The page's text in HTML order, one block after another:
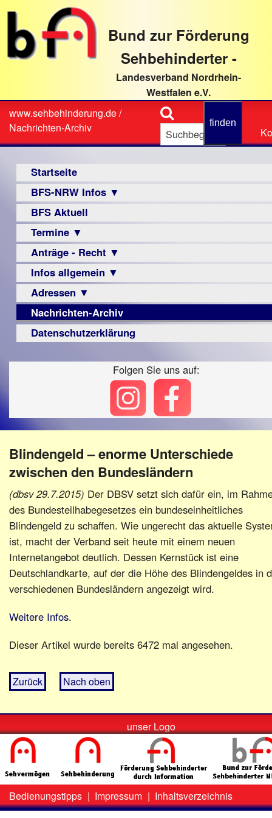
direkt
Textinhalt
Bund zur Förderung
Sehbehinderter -
Landesverband Nordrhein-
Westfalen e.V.
Sie
sind
www.sehbehinderung.de/
Nachrichten-Archiv
Suche
Startseite
BFS-NRW Infos ▼
Über
uns
Infomaterial
▼
Visus
Zeitschrift
LPF-
Broschüre
Mac
Berichte
▼
Archiv
Berichte
Vorstand
Satzung
Fördern/Spenden
e.V.
BFS Aktuell
Termine ▼
Veranstaltungsprogramme
Anträge - Recht ▼
Archiv
Urteile
Infos allgemein ▼
Sehbehinderung
Frühförderung
Schule
–
Hilfsmittel
-
PC
Adressen ▼
Augenoptiker
Berufsbildungswerke
Familienratgeber
Verbände
Nachrichten-Archiv
Datenschutzerklärung
Folgen Sie uns auf:
Blindengeld – enorme Unterschiede
zwischen den Bundesländern
(dbsv 29.7.2015) Der DBSV setzt sich dafür ein, im
des Bundesteilhabegesetzes ein bundeseinheitliches
Blindengeld zu schaffen. Wie ungerecht das aktuelle
ist, macht der Verband seit heute mit einem neuen
Internetangebot deutlich. Dessen Kernstück ist eine
Deutschlandkarte, auf der die Höhe des Blindengeldes in
verschiedenen Bundesländern angezeigt wird.
Weitere Infos.
Dieser Artikel wurde bereits 6472 mal angesehen.
Zurück Nach oben
unser Logo
Zweit-
Menü
Bedienungstipps | Impressum | Inhaltsverzeichnis